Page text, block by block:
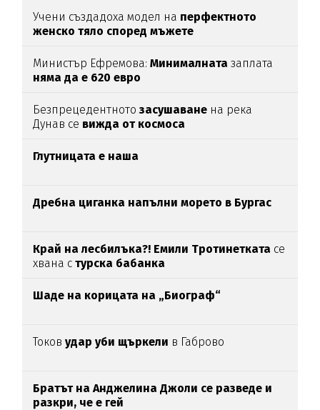
Учени създадоха модел на перфектното
женско тяло според мъжете
Министър Ефремова:Минималната заплата
няма да е 620 евро
Безпрецедентнотозасушаване на река
Дунав се вижда от космоса
Глутницата е наша
Дребна циганка напълни морето в Бургас
Край на лесбилъка?! Емили Тротинетката се
хвана с турска бабанка
Шаде на корицата на „Биограф“
Токовудар уби щъркели в Габрово
Братът на Анджелина Джоли се разведе и
разкри, че е гей